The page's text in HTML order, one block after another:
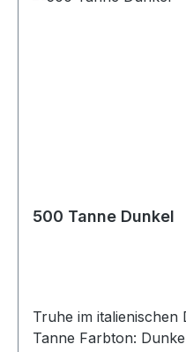
500 Tanne Dunkel
Truhe im italienischen
Tanne Farbton: